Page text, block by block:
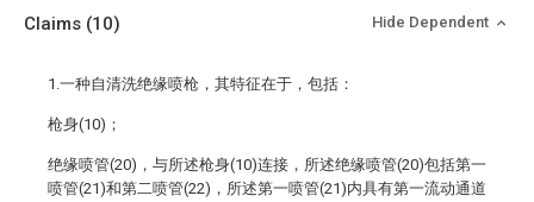
Claims (10) Hide Dependent
1.一种自清洗绝缘喷枪，其特征在于，包括：
枪身(10)；
绝缘喷管(20)，与所述枪身(10)连接，所述绝缘喷管(20)包括第一
喷管(21)和第二喷管(22)，所述第一喷管(21)内具有第一流动通道